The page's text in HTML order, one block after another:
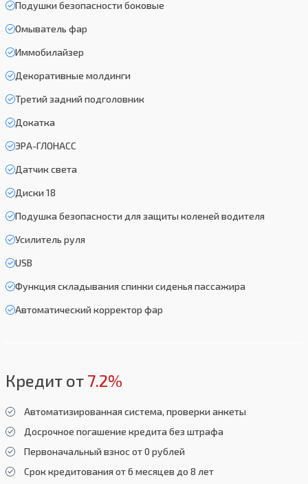
Подушки безопасности боковые
Омыватель фар
Иммобилайзер
Декоративные молдинги
Третий задний подголовник
Докатка
ЭРА-ГЛОНАСС
Датчик света
Диски 18
Подушка безопасности для защиты коленей водителя
Усилитель руля
USB
Функция складывания спинки сиденья пассажира
Автоматический корректор фар
Кредит от 7.2%
Автоматизированная система, проверки анкеты
Досрочное погашение кредита без штрафа
Первоначальный взнос от 0 рублей
Срок кредитования от 6 месяцев до 8 лет